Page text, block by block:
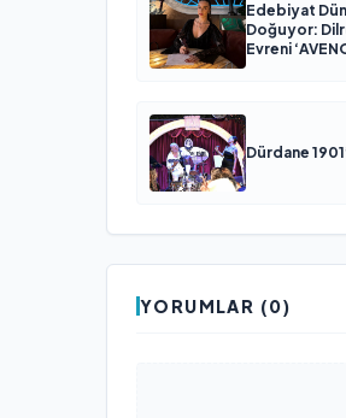
Edebiyat
Doğuyor:
Evreni
Dürdane
YORUMLAR (0)